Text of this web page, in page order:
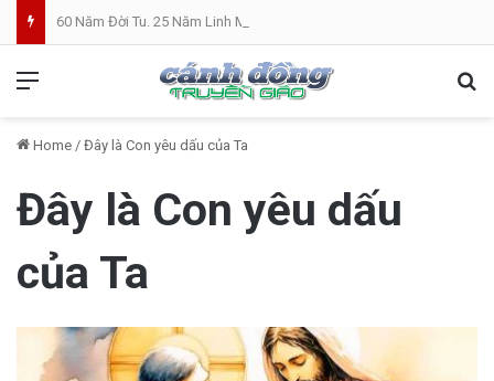
Home / Đây là Con yêu dấu của Ta
Đây là Con yêu dấu
của Ta